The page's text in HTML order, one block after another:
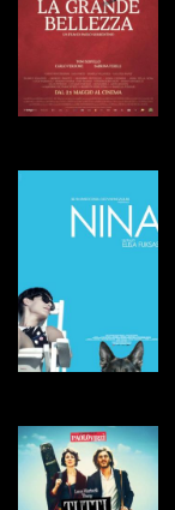
VAI ALLA SCHEDA
VAI ALLA SCHEDA